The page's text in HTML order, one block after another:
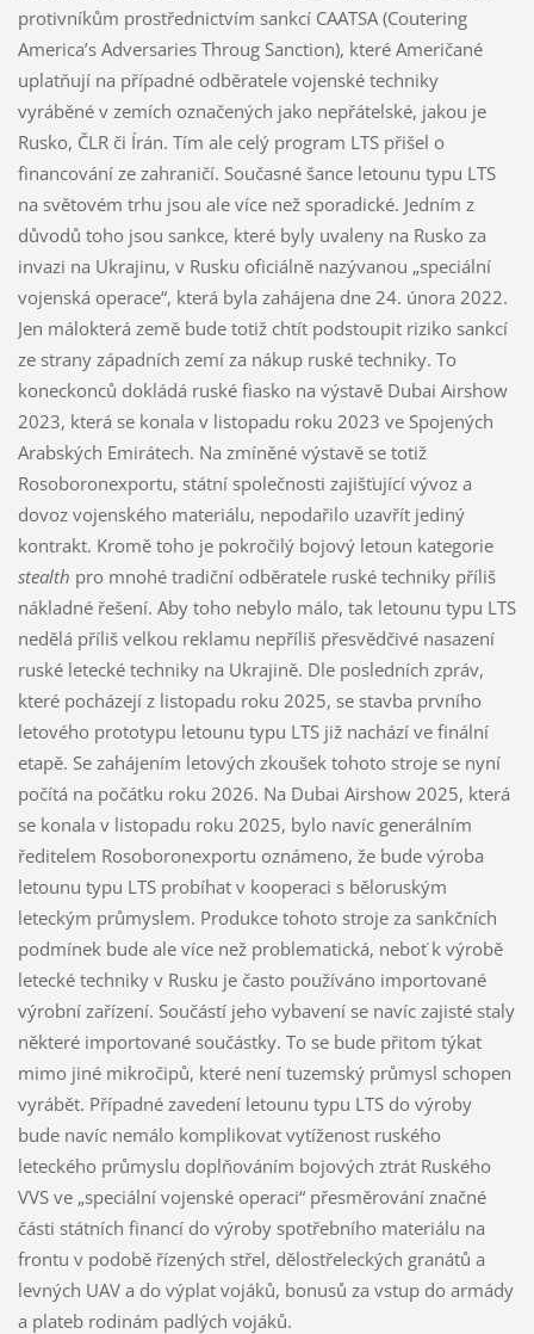
protivníkům prostřednictvím sankcí CAATSA (Coutering
America’s Adversaries Throug Sanction), které Američané
uplatňují na případné odběratele vojenské techniky
vyráběné v zemích označených jako nepřátelské, jakou je
Rusko, ČLR či Írán. Tím ale celý program LTS přišel o
financování ze zahraničí. Současné šance letounu typu LTS
na světovém trhu jsou ale více než sporadické. Jedním z
důvodů toho jsou sankce, které byly uvaleny na Rusko za
invazi na Ukrajinu, v Rusku oficiálně nazývanou „speciální
vojenská operace“, která byla zahájena dne 24. února 2022.
Jen málokterá země bude totiž chtít podstoupit riziko sankcí
ze strany západních zemí za nákup ruské techniky. To
koneckonců dokládá ruské fiasko na výstavě Dubai Airshow
2023, která se konala v listopadu roku 2023 ve Spojených
Arabských Emirátech. Na zmíněné výstavě se totiž
Rosoboronexportu, státní společnosti zajišťující vývoz a
dovoz vojenského materiálu, nepodařilo uzavřít jediný
kontrakt. Kromě toho je pokročilý bojový letoun kategorie
stealth pro mnohé tradiční odběratele ruské techniky příliš
nákladné řešení. Aby toho nebylo málo, tak letounu typu LTS
nedělá příliš velkou reklamu nepříliš přesvědčivé nasazení
ruské letecké techniky na Ukrajině. Dle posledních zpráv,
které pocházejí z listopadu roku 2025, se stavba prvního
letového prototypu letounu typu LTS již nachází ve finální
etapě. Se zahájením letových zkoušek tohoto stroje se nyní
počítá na počátku roku 2026. Na Dubai Airshow 2025, která
se konala v listopadu roku 2025, bylo navíc generálním
ředitelem Rosoboronexportu oznámeno, že bude výroba
letounu typu LTS probíhat v kooperaci s běloruským
leteckým průmyslem. Produkce tohoto stroje za sankčních
podmínek bude ale více než problematická, neboť k výrobě
letecké techniky v Rusku je často používáno importované
výrobní zařízení. Součástí jeho vybavení se navíc zajisté staly
některé importované součástky. To se bude přitom týkat
mimo jiné mikročipů, které není tuzemský průmysl schopen
vyrábět. Případné zavedení letounu typu LTS do výroby
bude navíc nemálo komplikovat vytíženost ruského
leteckého průmyslu doplňováním bojových ztrát Ruského
VVS ve „speciální vojenské operaci“ přesměrování značné
části státních financí do výroby spotřebního materiálu na
frontu v podobě řízených střel, dělostřeleckých granátů a
levných UAV a do výplat vojáků, bonusů za vstup do armády
a plateb rodinám padlých vojáků.